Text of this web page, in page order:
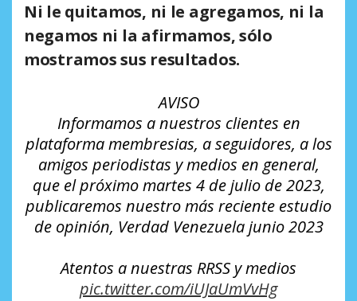
Ni le quitamos, ni le agregamos, ni la
negamos ni la afirmamos, sólo
mostramos sus resultados.
AVISO
Informamos a nuestros clientes en
plataforma membresias, a seguidores, a los
amigos periodistas y medios en general,
que el próximo martes 4 de julio de 2023,
publicaremos nuestro más reciente estudio
de opinión, Verdad Venezuela junio 2023
Atentos a nuestras RRSS y medios
pic.twitter.com/iUJaUmVvHg